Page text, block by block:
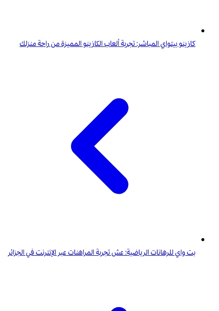
كازينو بيتواي المباشر: تجربة ألعاب الكازينو المميزة من راحة منزلك
بت واي للرهانات الرياضية: عش تجربة المراهنات عبر الإنترنت في الجزائر